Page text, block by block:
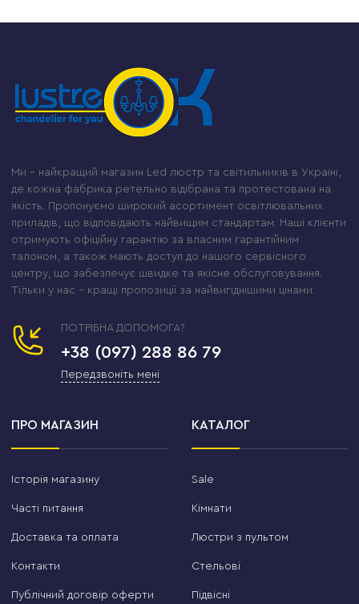
Ми – найкращий магазин Led люстр та світильників в Україні,
де кожна фабрика ретельно відібрана та протестована на
якість. Пропонуємо широкий асортимент освітлювальних
приладів, що відповідають найвищим стандартам. Наші клієнти
отримують офіційну гарантію за власним гарантійним
талоном, а також мають доступ до нашого сервісного
центру, що забезпечує швидке та якісне обслуговування.
Тільки у нас – кращі пропозиції за найвигіднішими цінами.
ПОТРІБНА ДОПОМОГА?
+38 (097) 288 86 79
Передзвоніть мені
ПРО МАГАЗИН
Історія магазину
Часті питання
Доставка та оплата
Контакти
Публічний договір оферти
КАТАЛОГ
Sale
Кімнати
Люстри з пультом
Стельові
Підвісні